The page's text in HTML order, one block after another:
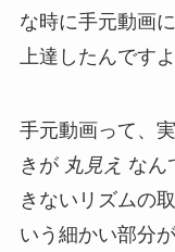
な時に手元動画
上達したんですよ
手元動画って、
きが 丸見え なん
きないリズムの
いう細かい部分